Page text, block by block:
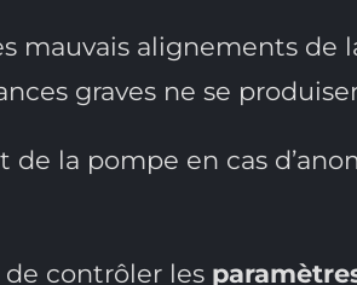
mauvais alignements de
graves ne se
la pompe en cas
contrôler les